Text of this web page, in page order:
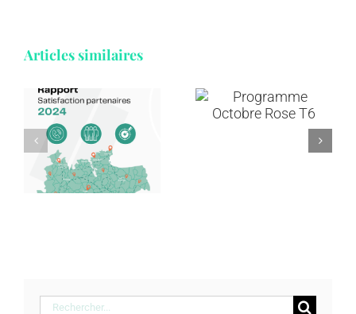
Articles similaires
Programme
Octobre
Rose T6
Annuaire et
ressources
Rechercher: